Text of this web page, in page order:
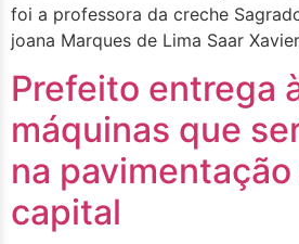
foi a professora da creche
joana Marques de Lima Saar
Prefeito entrega
máquinas que
na
capital